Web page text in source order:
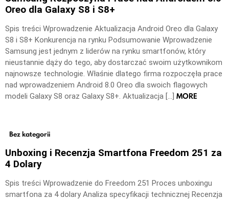
Oreo dla Galaxy S8 i S8+
Spis treści Wprowadzenie Aktualizacja Android Oreo dla Galaxy
S8 i S8+ Konkurencja na rynku Podsumowanie Wprowadzenie
Samsung jest jednym z liderów na rynku smartfonów, który
nieustannie dąży do tego, aby dostarczać swoim użytkownikom
najnowsze technologie. Właśnie dlatego firma rozpoczęła prace
nad wprowadzeniem Android 8.0 Oreo dla swoich flagowych
modeli Galaxy S8 oraz Galaxy S8+. Aktualizacja […] MORE
Bez kategorii
Unboxing i Recenzja Smartfona Freedom 251 za
4 Dolary
Spis treści Wprowadzenie do Freedom 251 Proces unboxingu
smartfona za 4 dolary Analiza specyfikacji technicznej Recenzja